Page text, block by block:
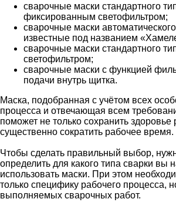
сварочные маски стандартного
фиксированным светофильтром;
сварочные маски
известные под названием
сварочные маски стандартного
светофильтром;
сварочные маски с функцией
подачи внутрь щитка.
Маска, подобранная с учётом всех
процесса и отвечающая всем
поможет не только сохранить здоровье
существенно сократить рабочее время.
Чтобы сделать правильный выбор,
определить для какого типа сварки вы
использовать маски. При этом
только специфику рабочего процесса,
выполняемых сварочных работ.